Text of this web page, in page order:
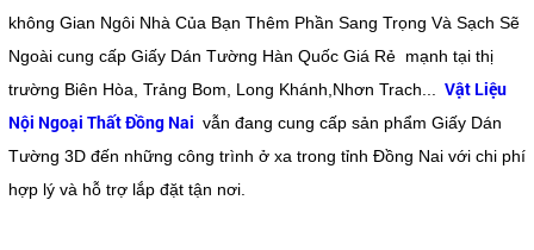
không Gian Ngôi Nhà Của Bạn Thêm Phần Sang Trọng Và Sạch Sẽ
Ngoài cung cấp Giấy Dán Tường Hàn Quốc Giá Rẻ mạnh tại thị
trường Biên Hòa, Trảng Bom, Long Khánh,Nhơn Trach...
Vật Liệu
Nội Ngoại Thất Đồng Nai vẫn đang cung cấp sản phẩm Giấy Dán
Tường 3D đến những công trình ở xa trong tỉnh Đồng Nai với chi phí
hợp lý và hỗ trợ lắp đặt tận nơi.